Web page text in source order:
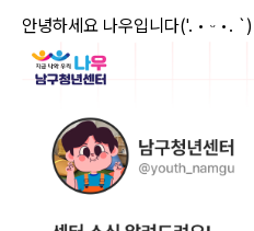
안녕하세요 나우입니다('. • ᵕ •. `)